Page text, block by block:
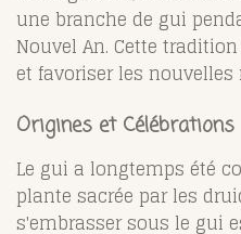
une branche de gui
Nouvel An. Cette
et favoriser les nouvelles
Origines et Célébrations
Le gui a longtemps été
plante sacrée par les
s'embrasser sous le gui